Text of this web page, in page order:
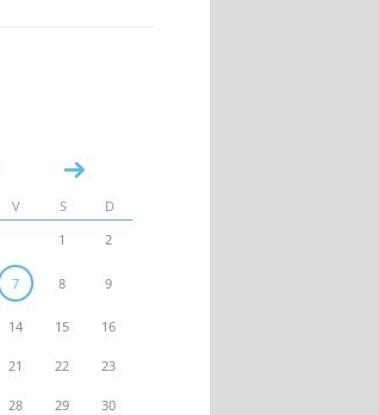
»
V S
D
1
2
7 8 9
14 15 16
21 22 23
28 29 30